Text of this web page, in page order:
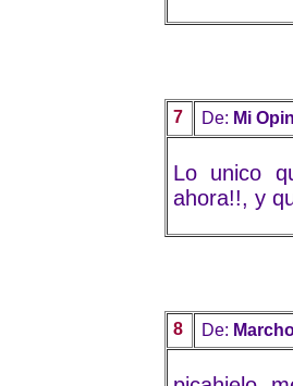
7 De: Mi
Lo unico
ahora!!, y
8 De: